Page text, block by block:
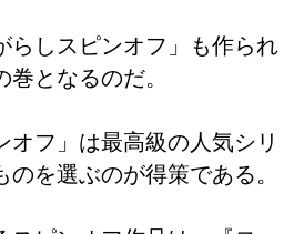
らしスピンオフ」も作られ
となるのだ。
オフ」は最高級の人気シリ
を選ぶのが得策である。